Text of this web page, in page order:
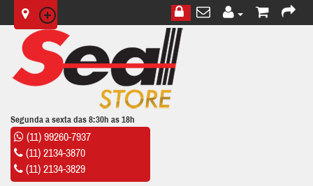
Segunda a sexta das 8:30h as 18h
(11) 99260-7937
(11) 2134-3870
(11) 2134-3829